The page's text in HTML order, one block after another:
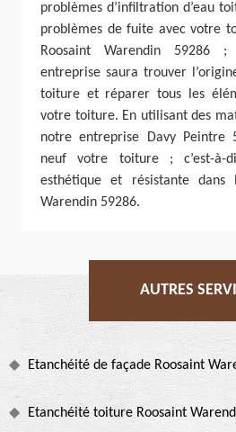
problèmes d’infiltration d’eau
problèmes de fuite avec votre
Roosaint Warendin 59286
entreprise saura trouver
toiture et réparer tous les
votre toiture. En utilisant des
notre entreprise Davy Peintre
neuf votre toiture ; c’est-à-
esthétique et résistante
Warendin 59286.
AUTRES
Etanchéité de façade Roosaint
Etanchéité toiture Roosaint